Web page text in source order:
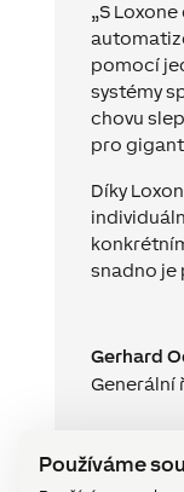
Používáme
„S
pomocí
systémy
chovu
pro
Díky
snadno je
Gerhard
Generální